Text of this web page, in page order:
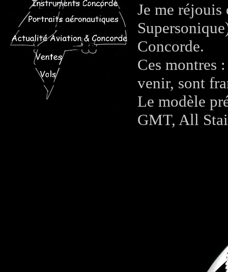
Je me
Concorde.
Ces montres
venir, sont
Le modèle
GMT, All